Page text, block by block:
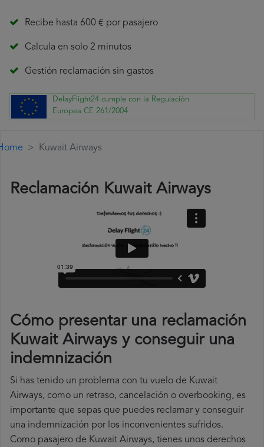
Recibe hasta 600 € por pasajero
Calcula en solo 2 minutos
Gestión reclamación sin gastos
DelayFlight24 cumple con la Regulación
Europea CE 261/2004
Kuwait Airways
Reclamación Kuwait Airways
Cómo presentar una reclamación
Kuwait Airways y conseguir una
indemnización
Si has tenido un problema con tu vuelo de Kuwait
Airways, como un retraso, cancelación o overbooking, es
importante que sepas que puedes reclamar y conseguir
una indemnización por los inconvenientes sufridos.
Como pasajero de Kuwait Airways, tienes unos derechos